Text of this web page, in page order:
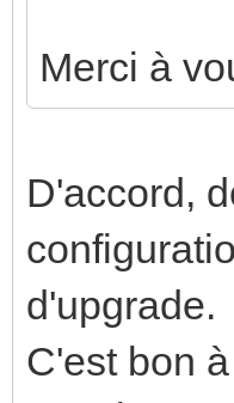
Merci à
D'accord,
d'upgrade.
C'est bon